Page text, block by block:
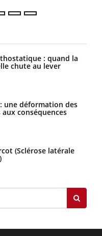
: quand la
chute au lever
une déformation des
conséquences
(Sclérose latérale